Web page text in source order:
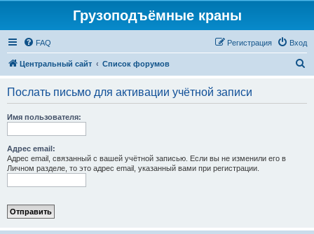
Грузоподъёмные краны
FAQ Вход
Регистрация
Центральный сайт Список форумов
Послать письмо для активации учётной записи
Имя пользователя:
Адрес email:
Адрес email, связанный с вашей учётной записью. Если вы не изменили его в
Личном разделе, то это адрес email, указанный вами при регистрации.